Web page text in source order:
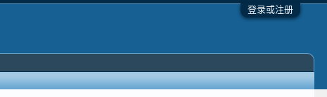
登录或注册